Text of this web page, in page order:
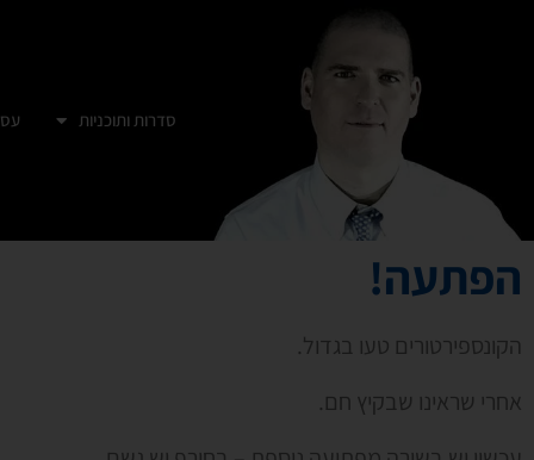
סדרות ותוכניות
הפתעה!
הקונספירטורים טעו בגדול.
אחרי שראינו שבקיץ חם.